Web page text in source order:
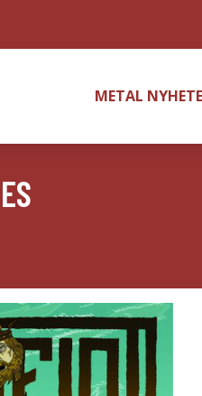
METAL